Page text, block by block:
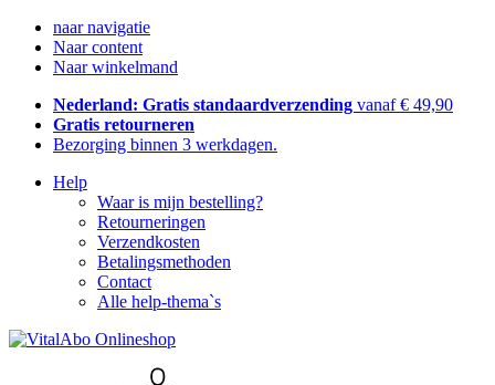
naar navigatie
Naar content
Naar winkelmand
Nederland: Gratis standaardverzending vanaf € 49,90
Gratis retourneren
Bezorging binnen 3 werkdagen.
Help
Waar is mijn bestelling?
Retourneringen
Verzendkosten
Betalingsmethoden
Contact
Alle help-thema`s